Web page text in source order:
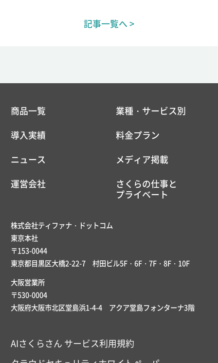
記事一覧へ >
商品一覧
業種・サービス別
導入実績
料金プラン
ニュース
メディア掲載
運営会社
さくらの仕事と
プライベート
株式会社ティファナ・ドットコム
東京本社
〒153-0044
東京都目黒区大橋2-22-7 村田ビル5F・6F・7F・8F・10F
大阪営業所
〒530-0004
大阪府大阪市北区堂島浜1-4-4 アクア堂島フォンターナ3階
AIさくらさん サービス利用規約